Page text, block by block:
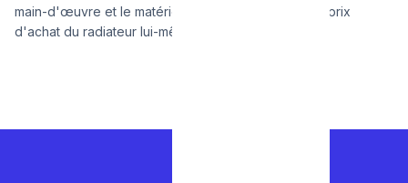
main-d'œuvre et le matériel de raccordement, hors prix
d'achat du radiateur lui-même.